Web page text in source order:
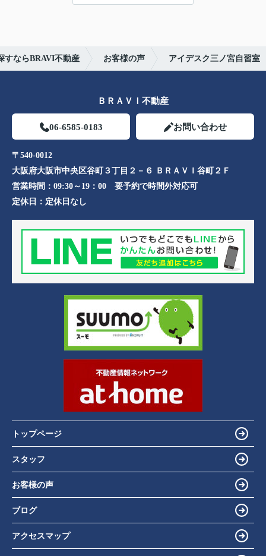
すならBRAVI不動産 お客様の声 アイデスク三ノ宮自習室
ＢＲＡＶＩ不動産
06-6585-0183 お問い合わせ
〒540-0012
大阪府大阪市中央区谷町３丁目２－６ ＢＲＡＶＩ谷町２Ｆ
営業時間： 09:30～19：00 要予約で時間外対応可
定休日： 定休日なし
トップページ
スタッフ
お客様の声
ブログ
アクセスマップ